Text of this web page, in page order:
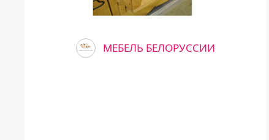
МЕБЕЛЬ БЕЛОРУССИИ